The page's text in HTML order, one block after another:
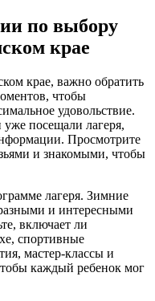
по выбору
крае
крае, важно обратить
чтобы
удовольствие.
посещали лагеря,
Просмотрите
и знакомыми, чтобы
лагеря. Зимние
и интересными
включает ли
спортивные
мастер-классы и
каждый ребенок мог